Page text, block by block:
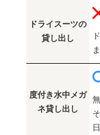
ドライスーツの
貸し出し
度付き水中メガ
ネ貸し出し